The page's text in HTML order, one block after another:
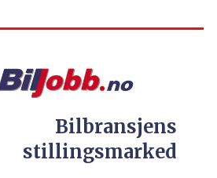
Bilbransjens
stillingsmarked